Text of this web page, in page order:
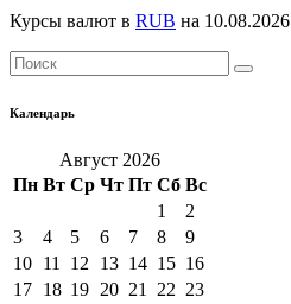
Курсы валют в RUB на 10.08.2026
Календарь
Август 2026
Пн Вт Ср Чт Пт Сб Вс
1
2
3
4 5 6 7 8
9
10 11 12 13 14 15 16
17 18 19 20 21 22 23